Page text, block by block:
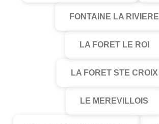
FONTAINE LA RIVIERE
LA FORET LE ROI
LA FORET STE CROIX
LE MEREVILLOIS